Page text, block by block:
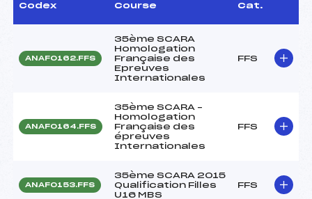
Codex Course Cat.
ANAF0162.FFS
35ème SCARA
Homologation
Française des
Epreuves
Internationales
FFS
ANAF0164.FFS
35ème SCARA –
Homologation
Française des
épreuves
Internationales
FFS
ANAF0153.FFS
35ème SCARA 2015
Qualification Filles
U16 MBS
FFS